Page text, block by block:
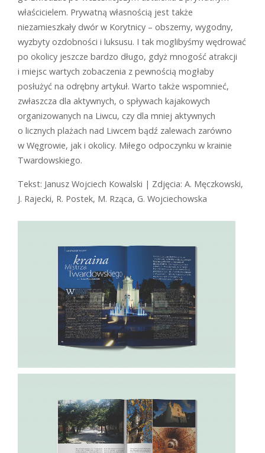
właścicielem. Prywatną własnością jest także
niezamieszkały dwór w Korytnicy – obszerny, wygodny,
wyzbyty ozdobności i luksusu. I tak moglibyśmy wędrować
po okolicy jeszcze bardzo długo, gdyż mnogość atrakcji
i miejsc wartych zobaczenia z pewnością mogłaby
posłużyć na odrębny artykuł. Warto także wspomnieć,
zwłaszcza dla aktywnych, o spływach kajakowych
organizowanych na Liwcu, czy dla mniej aktywnych
o licznych plażach nad Liwcem bądź zalewach zarówno
w Węgrowie, jak i okolicy. Miłego odpoczynku w krainie
Twardowskiego.
Tekst: Janusz Wojciech Kowalski | Zdjęcia: A. Męczkowski,
J. Rajecki, R. Postek, M. Rząca, G. Wojciechowska